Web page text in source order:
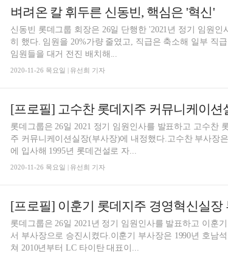
벼려온 칼 휘두른 신동빈, 핵심은 '혁신'
신동빈 롯데그룹 회장은 26일 단행한 '2021년 정기 임원
히 했다. 임원을 20%가량 줄였고, 직급은 축소해 일부 직
임원들을 대거 전진 배치해...
2020-11-26 목요일 | 유선희 기자
[프로필] 고수찬 롯데지주 커뮤니케이션
롯데그룹은 26일 2021 정기 임원인사를 발표하고 고수찬
주 커뮤니케이션실장(부사장)에 내정했다.고수찬 부사장
에 입사해 1995년 롯데건설로 자...
2020-11-26 목요일 | 유선희 기자
[프로필] 이훈기 롯데지주 경영혁신실장
롯데그룹은 26일 2021년 정기 임원인사를 발표하고 이훈
서 부사장으로 승진시켰다.이훈기 부사장은 1990년 호남
쳐 2010년부터 LC 타이탄 대표이...